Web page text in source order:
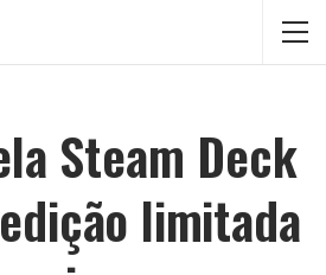
Steam Deck
limitada